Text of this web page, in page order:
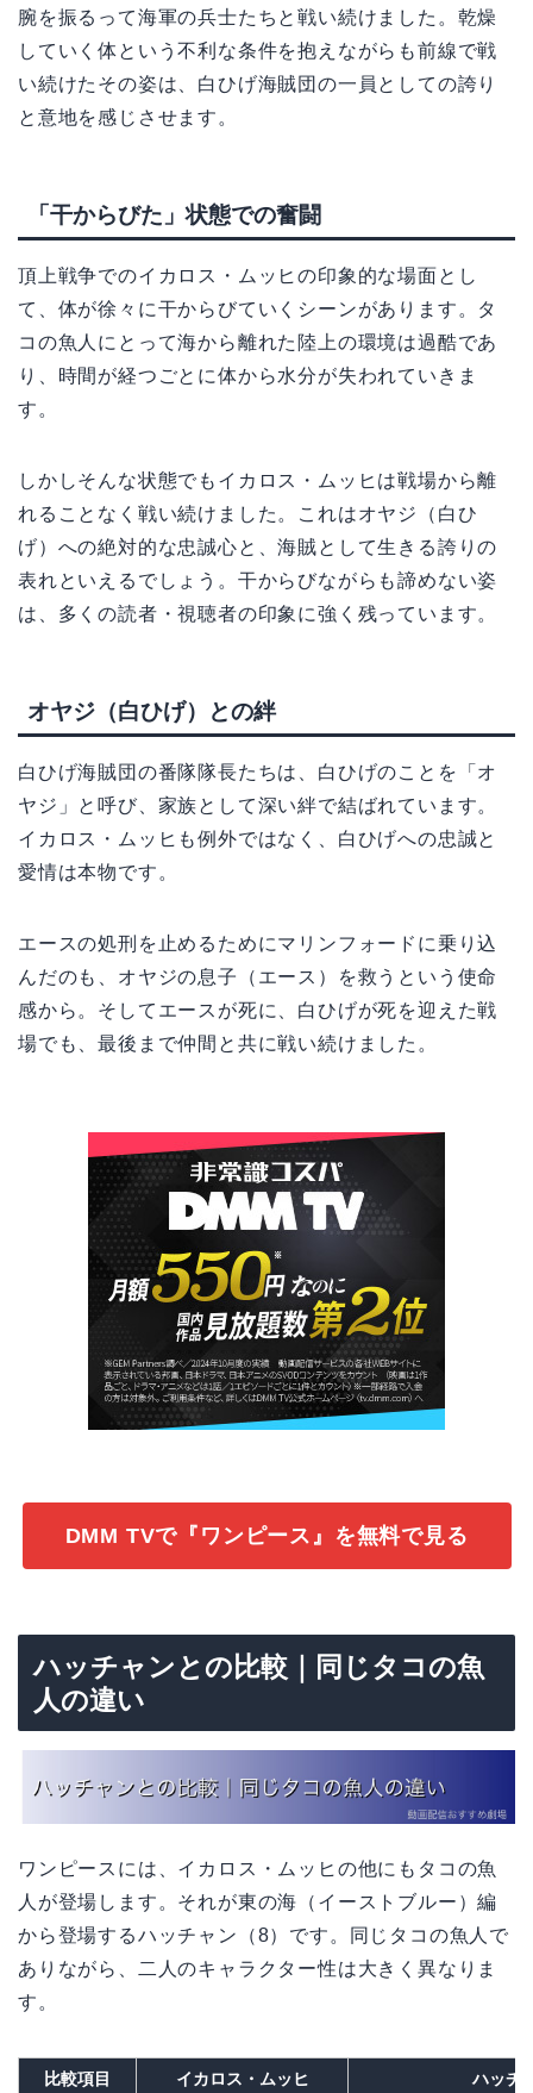
腕を振るって海軍の兵士たちと戦い続けました。乾燥
していく体という不利な条件を抱えながらも前線で戦
い続けたその姿は、白ひげ海賊団の一員としての誇り
と意地を感じさせます。
「干からびた」状態での奮闘
頂上戦争でのイカロス・ムッヒの印象的な場面とし
て、体が徐々に干からびていくシーンがあります。タ
コの魚人にとって海から離れた陸上の環境は過酷であ
り、時間が経つごとに体から水分が失われていきま
す。
しかしそんな状態でもイカロス・ムッヒは戦場から離
れることなく戦い続けました。これはオヤジ（白ひ
げ）への絶対的な忠誠心と、海賊として生きる誇りの
表れといえるでしょう。干からびながらも諦めない姿
は、多くの読者・視聴者の印象に強く残っています。
オヤジ（白ひげ）との絆
白ひげ海賊団の番隊隊長たちは、白ひげのことを「オ
ヤジ」と呼び、家族として深い絆で結ばれています。
イカロス・ムッヒも例外ではなく、白ひげへの忠誠と
愛情は本物です。
エースの処刑を止めるためにマリンフォードに乗り込
んだのも、オヤジの息子（エース）を救うという使命
感から。そしてエースが死に、白ひげが死を迎えた戦
場でも、最後まで仲間と共に戦い続けました。
DMM TVで『ワンピース』を無料で見る
ハッチャンとの比較｜同じタコの魚
人の違い
ワンピースには、イカロス・ムッヒの他にもタコの魚
人が登場します。それが東の海（イーストブルー）編
から登場するハッチャン（8）です。同じタコの魚人で
ありながら、二人のキャラクター性は大きく異なりま
す。
比較項目 イカロス・ムッヒ ハッチ